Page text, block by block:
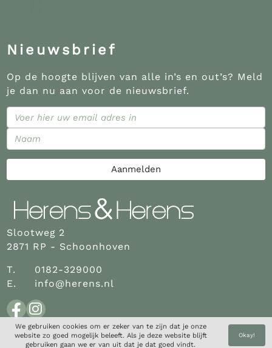
Nieuwsbrief
Op de hoogte blijven van alle in’s en out’s? Meld
je dan nu aan voor de nieuwsbrief.
Aanmelden
Slootweg 2
2871 RP - Schoonhoven
T.
0182-329000
E.
info@herens.nl
Facebook
Instagram
We gebruiken cookies om er zeker van te zijn dat je onze
website zo goed mogelijk beleeft. Als je deze website blijft
gebruiken gaan we er van uit dat je dat goed vindt.
Okay!